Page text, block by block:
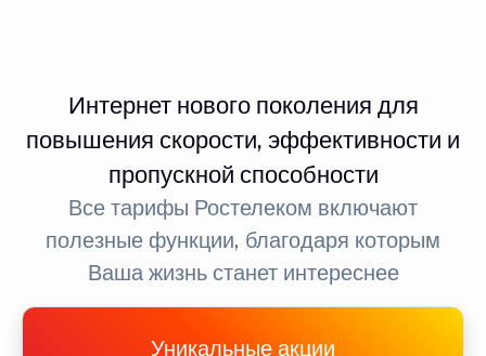
Интернет нового поколения для
повышения скорости, эффективности и
пропускной способности
Все тарифы Ростелеком включают
полезные функции, благодаря которым
Ваша жизнь станет интереснее
Уникальные акции